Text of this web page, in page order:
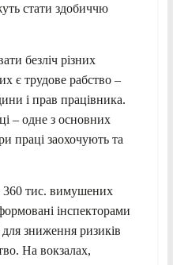
стати здобиччю
безліч різних
є трудове рабство –
і прав працівника.
– одне з основних
праці заохочують та
360 тис. вимушених
інспекторами
для зниження ризиків
На вокзалах,